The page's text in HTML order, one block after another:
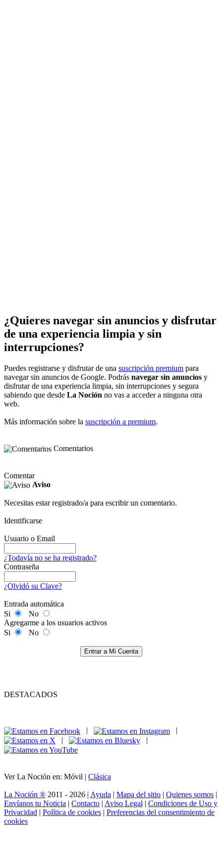
¿Quieres navegar sin anuncios y disfrutar
de una experiencia limpia y sin
interrupciones?
Puedes registrarse y disfrutar de una suscripción premium para
navegar sin anuncios de Google. Podrás navegar sin anuncios y
disfrutar de una experiencia limpia, sin interrupciones y segura
sabiendo que desde La Noción no vas a acceder a ninguna otra
web.
Más información sobre la suscripción a premium.
Comentarios
Comentar
Aviso
Necesitas estar registrado/a para escribir un comentario.
Identificarse
Usuario o Email
¿Todavía no se ha registrado?
Contraseña
¿Olvidó su Clave?
Entrada automática
Si
No
Agregarme a los usuarios activos
Si
No
Entrar a Mi Cuenta
DESTACADOS
|
|
Ver La Noción en: Móvil | Clásica
La Noción ® 2011 - 2026 | Ayuda | Mapa del sitio | Quienes somos |
Envíanos tu Noticia | Contacto | Aviso Legal | Condiciones de Uso y
Privacidad | Política de cookies | Preferencias del consentimiento de
cookies